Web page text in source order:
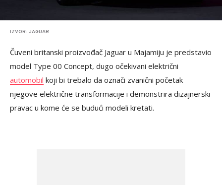
IZVOR: JAGUAR
Čuveni britanski proizvođač Jaguar u Majamiju je predstavio
model Type 00 Concept, dugo očekivani električni
automobil koji bi trebalo da označi zvanični početak
njegove električne transformacije i demonstrira dizajnerski
pravac u kome će se budući modeli kretati.